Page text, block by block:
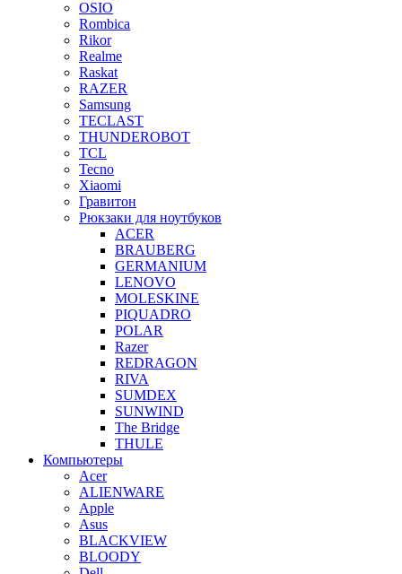
OSIO
Rombica
Rikor
Realme
Raskat
RAZER
Samsung
TECLAST
THUNDEROBOT
TCL
Tecno
Xiaomi
Гравитон
Рюкзаки для ноутбуков
ACER
BRAUBERG
GERMANIUM
LENOVO
MOLESKINE
PIQUADRO
POLAR
Razer
REDRAGON
RIVA
SUMDEX
SUNWIND
The Bridge
THULE
Компьютеры
Acer
ALIENWARE
Apple
Asus
BLACKVIEW
BLOODY